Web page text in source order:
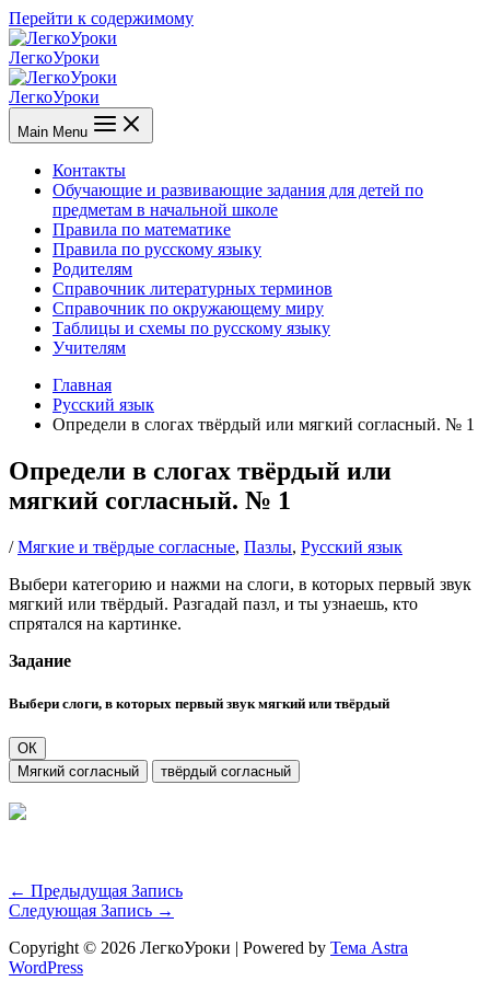
Перейти к содержимому
ЛегкоУроки
ЛегкоУроки
Main Menu
Контакты
Обучающие и развивающие задания для детей по
предметам в начальной школе
Правила по математике
Правила по русскому языку
Родителям
Справочник литературных терминов
Справочник по окружающему миру
Таблицы и схемы по русскому языку
Учителям
Главная
Русский язык
Определи в слогах твёрдый или мягкий согласный. № 1
Определи в слогах твёрдый или
мягкий согласный. № 1
/Мягкие и твёрдые согласные, Пазлы, Русский язык
Выбери категорию и нажми на слоги, в которых первый звук
мягкий или твёрдый. Разгадай пазл, и ты узнаешь, кто
спрятался на картинке.
Задание
Выбери слоги, в которых первый звук мягкий или твёрдый
ОК
Мягкий согласный
твёрдый согласный
← Предыдущая Запись
Следующая Запись →
Copyright © 2026 ЛегкоУроки | Powered by Тема Astra
WordPress